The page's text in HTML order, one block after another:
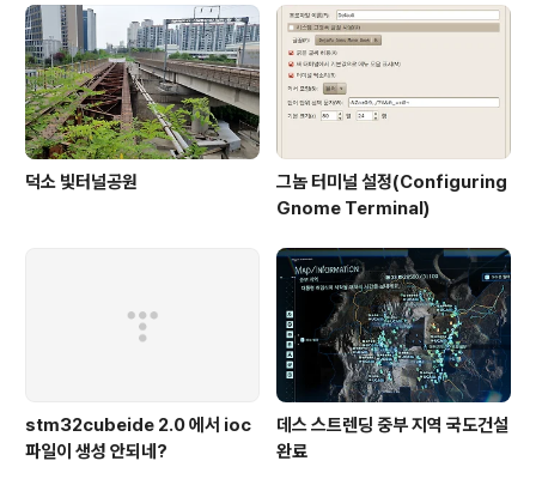
덕소 빛터널공원
그놈 터미널 설정(Configuring
Gnome Terminal)
stm32cubeide 2.0 에서 ioc
파일이 생성 안되네?
데스 스트렌딩 중부 지역 국도건설
완료